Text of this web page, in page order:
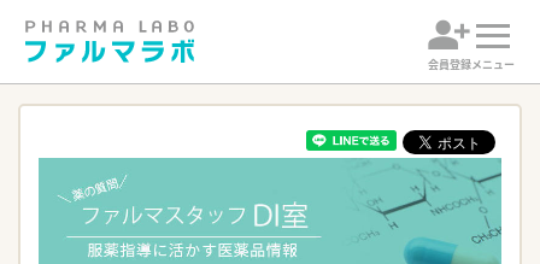
会員登録メニュー